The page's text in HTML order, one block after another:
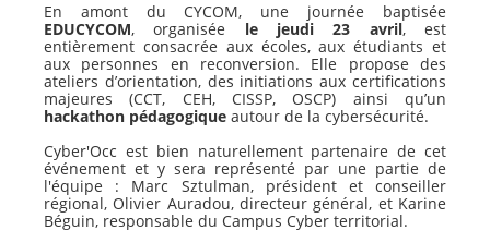
En amont du CYCOM, une journée baptisée
EDUCYCOM, organisée le jeudi 23 avril, est
entièrement consacrée aux écoles, aux étudiants et
aux personnes en reconversion. Elle propose des
ateliers d’orientation, des initiations aux certifications
majeures (CCT, CEH, CISSP, OSCP) ainsi qu’un
hackathon pédagogique autour de la cybersécurité.
Cyber'Occ est bien naturellement partenaire de cet
événement et y sera représenté par une partie de
l'équipe : Marc Sztulman, président et conseiller
régional, Olivier Auradou, directeur général, et Karine
Béguin, responsable du Campus Cyber territorial.